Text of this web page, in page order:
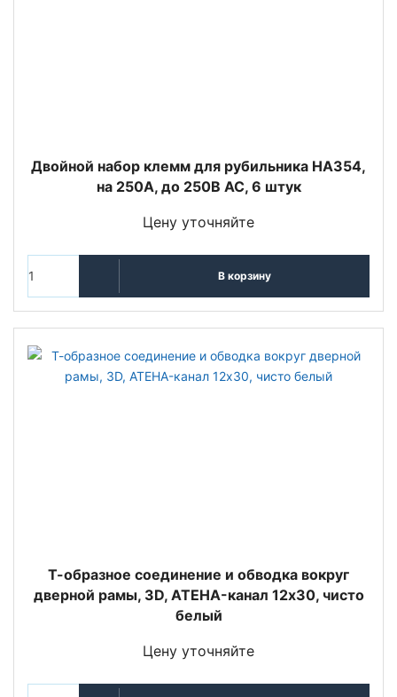
Двойной набор клемм для рубильника HA354,
на 250A, до 250В АС, 6 штук
Цену уточняйте
В корзину
Т-образное соединение и обводка вокруг
дверной рамы, 3D, ATEHA-канал 12x30, чисто
белый
Цену уточняйте